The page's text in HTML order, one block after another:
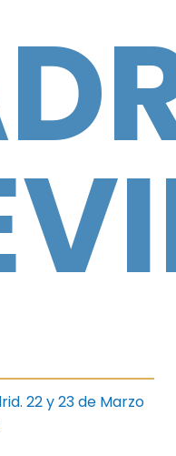
22 y 23 de Marzo